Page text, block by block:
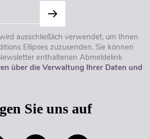
ausschließlich verwendet, um Ihnen
Ellipses zuzusenden. Sie können
enthaltenen Abmeldelink
über die Verwaltung Ihrer Daten und
Sie uns auf